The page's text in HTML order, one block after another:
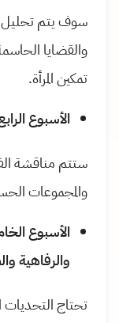
سوف يتم تحليل
والقضايا
تمكين المرأة.
الأسبوع
ستتم مناقشة
والمجموعات
الأسبوع
والرفاهية
تحتاج التحديات